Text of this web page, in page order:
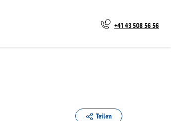
+41 43 508 56 56
Teilen